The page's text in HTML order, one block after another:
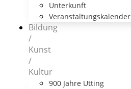
Unterkunft
Veranstaltungskalender
Bildung
/
Kunst
/
Kultur
900 Jahre Utting